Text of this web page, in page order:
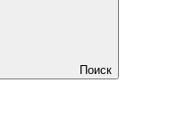
Поиск